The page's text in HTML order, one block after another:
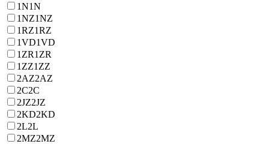
1N1N
1NZ1NZ
1RZ1RZ
1VD1VD
1ZR1ZR
1ZZ1ZZ
2AZ2AZ
2C2C
2JZ2JZ
2KD2KD
2L2L
2MZ2MZ